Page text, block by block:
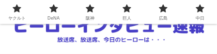
ヤクルト DeNA 阪神 巨人 広島 中日